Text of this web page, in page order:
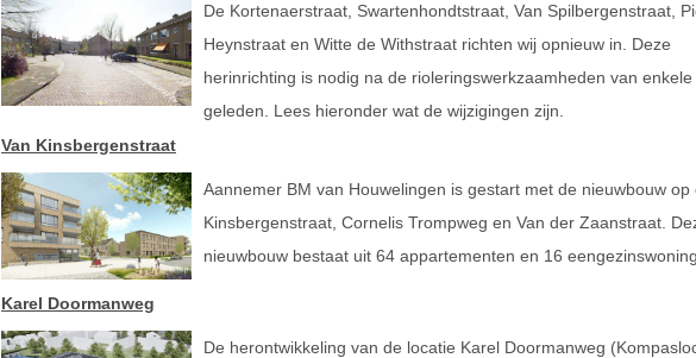
De Kortenaerstraat, Swartenhondtstraat, Van Spilbergenstraat,
Heynstraat en Witte de Withstraat richten wij opnieuw in. Deze
herinrichting is nodig na de rioleringswerkzaamheden van enkele
geleden. Lees hieronder wat de wijzigingen zijn.
Van Kinsbergenstraat
Aannemer BM van Houwelingen is gestart met de nieuwbouw op
Kinsbergenstraat, Cornelis Trompweg en Van der Zaanstraat.
nieuwbouw bestaat uit 64 appartementen en 16
Karel Doormanweg
De herontwikkeling van de locatie Karel Doormanweg